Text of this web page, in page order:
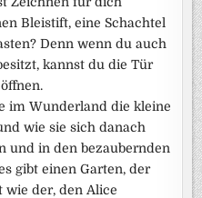
Bleistift, eine Schachtel
Denn wenn du auch
kannst du die Tür
im Wunderland die kleine
wie sie sich danach
und in den bezaubernden
gibt einen Garten, der
wie der, den Alice